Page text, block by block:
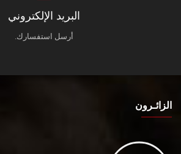
البريد الإلكتروني
أرسل استفسارك.
الزائـرون